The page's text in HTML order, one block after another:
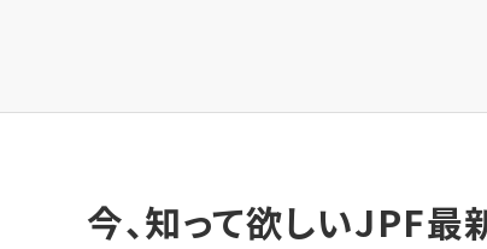
今、知って欲しいJPF最